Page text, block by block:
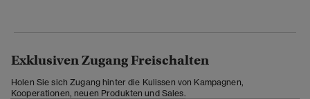
Exklusiven Zugang Freischalten
Holen Sie sich Zugang hinter die Kulissen von Kampagnen,
Kooperationen, neuen Produkten und Sales.